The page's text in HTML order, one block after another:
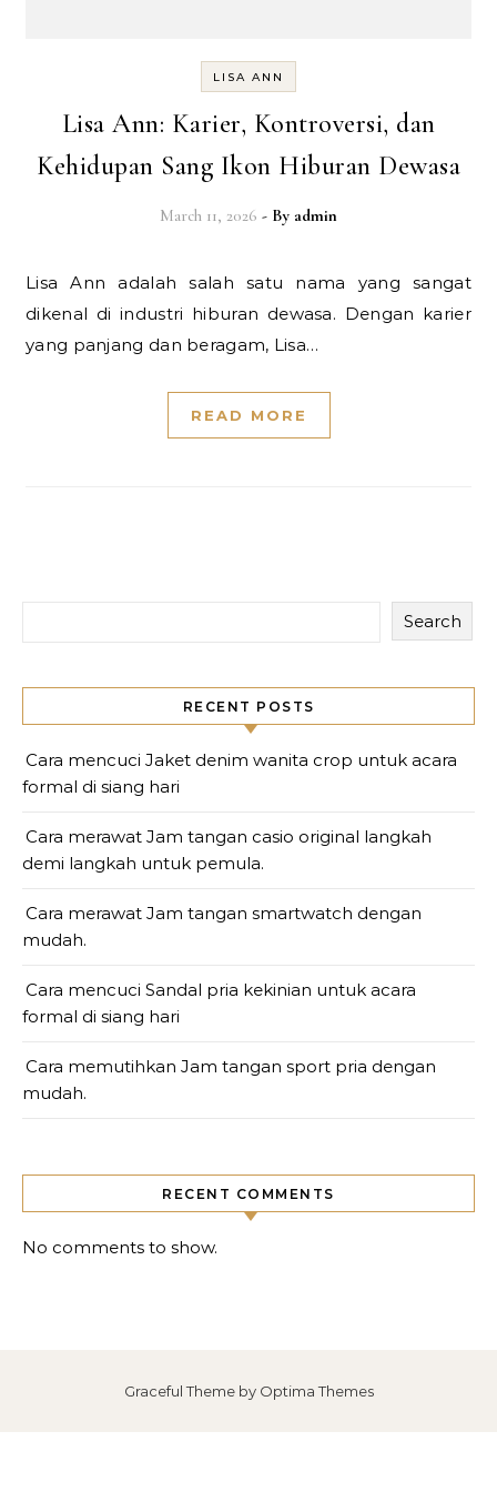
LISA ANN
Lisa Ann: Karier, Kontroversi, dan
Kehidupan Sang Ikon Hiburan Dewasa
March 11, 2026 - By admin
Lisa Ann adalah salah satu nama yang sangat
dikenal di industri hiburan dewasa. Dengan karier
yang panjang dan beragam, Lisa…
READ MORE
Search
RECENT POSTS
Cara mencuci Jaket denim wanita crop untuk acara
formal di siang hari
Cara merawat Jam tangan casio original langkah
demi langkah untuk pemula.
Cara merawat Jam tangan smartwatch dengan
mudah.
Cara mencuci Sandal pria kekinian untuk acara
formal di siang hari
Cara memutihkan Jam tangan sport pria dengan
mudah.
RECENT COMMENTS
No comments to show.
Graceful Theme by Optima Themes